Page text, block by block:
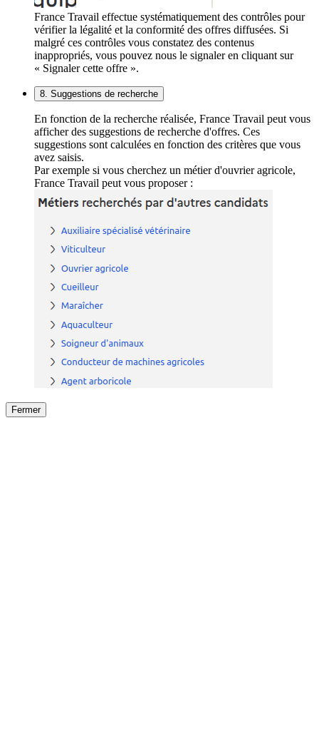
France Travail effectue systématiquement des contrôles pour
vérifier la légalité et la conformité des offres diffusées. Si
malgré ces contrôles vous constatez des contenus
inappropriés, vous pouvez nous le signaler en cliquant sur
« Signaler cette offre ».
8. Suggestions de recherche
En fonction de la recherche réalisée, France Travail peut vous
afficher des suggestions de recherche d'offres. Ces
suggestions sont calculées en fonction des critères que vous
avez saisis.
Par exemple si vous cherchez un métier d'ouvrier agricole,
France Travail peut vous proposer :
Fermer